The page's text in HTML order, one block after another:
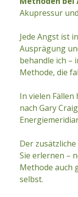
Akupressur und
Jede Angst ist
Ausprägung
behandle ich –
Methode, die
In vielen
nach Gary
Der
Sie erlernen –
Methode auch
selbst.